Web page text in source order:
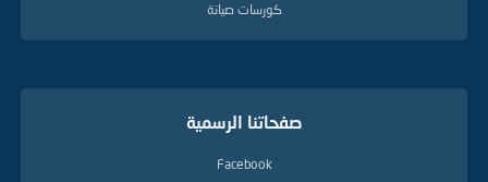
كورسات صيانة
صفحاتنا الرسمية
Facebook